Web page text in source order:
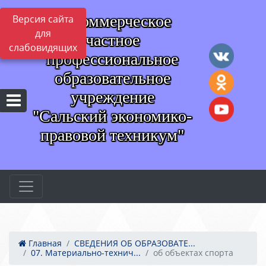
Версия сайта
для
слабовидящих
Некоммерческое
частное
профессиональное
образовательное
учреждение
"Сальский экономико-
правовой техникум"
Главная
СВЕДЕНИЯ ОБ ОБРАЗОВАТЕ...
07. Материально-технич...
об объектах спорта